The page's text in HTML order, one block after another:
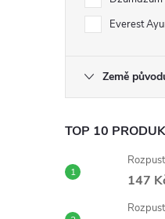
Everest
Země
TOP 10
147